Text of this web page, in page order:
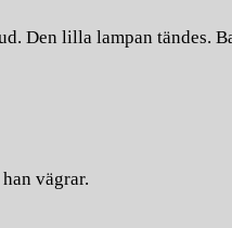
Den lilla lampan tändes.
vägrar.